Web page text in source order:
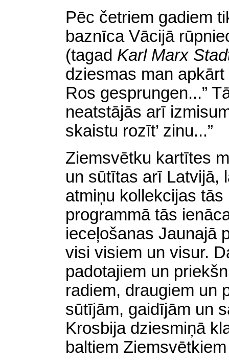
Pēc četriem gadiem
baznīca Vācijā
(tagad Karl Marx
dziesmas man
Ros gesprungen...”
neatstājās arī
skaistu rozīt’ zinu...”
Ziemsvētku kartītes
un sūtītas arī Latvijā,
atmiņu kollekcijas
programmā tās
ieceļošanas Jaunajā
visi visiem un visur.
padotajiem un
radiem, draugiem un
sūtījām, gaidījām un
Krosbija dziesmiņā
baltiem